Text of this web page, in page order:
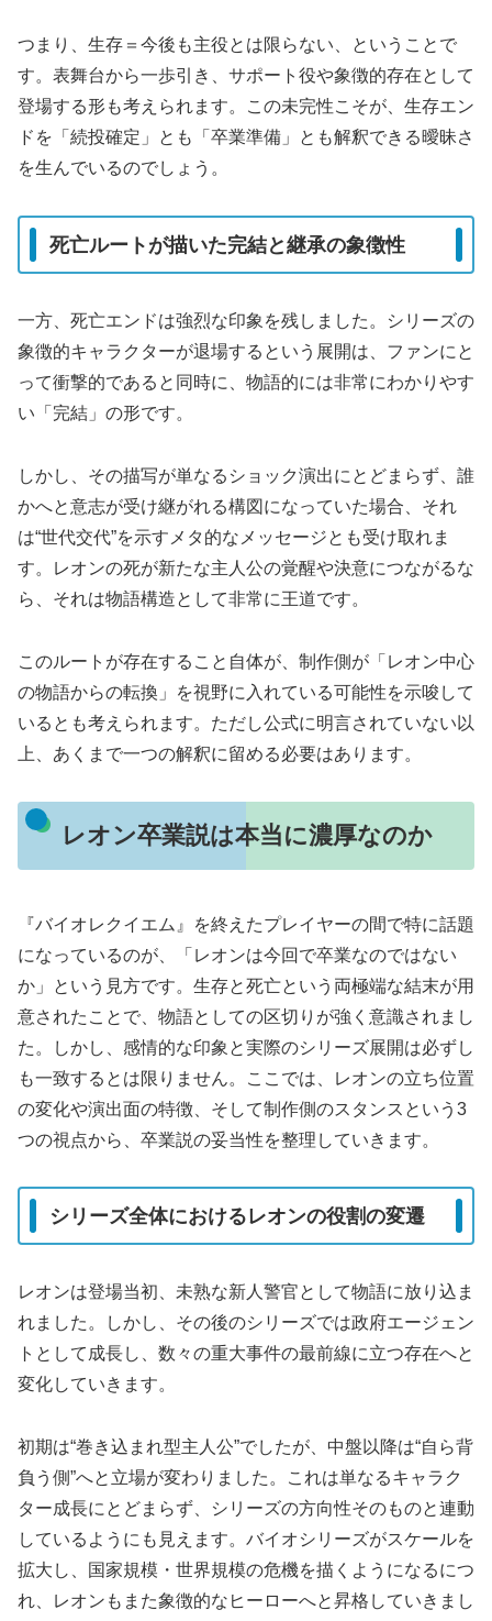
つまり、生存＝今後も主役とは限らない、ということで
す。表舞台から一歩引き、サポート役や象徴的存在として
登場する形も考えられます。この未完性こそが、生存エン
ドを「続投確定」とも「卒業準備」とも解釈できる曖昧さ
を生んでいるのでしょう。
死亡ルートが描いた完結と継承の象徴性
一方、死亡エンドは強烈な印象を残しました。シリーズの
象徴的キャラクターが退場するという展開は、ファンにと
って衝撃的であると同時に、物語的には非常にわかりやす
い「完結」の形です。
しかし、その描写が単なるショック演出にとどまらず、誰
かへと意志が受け継がれる構図になっていた場合、それ
は“世代交代”を示すメタ的なメッセージとも受け取れま
す。レオンの死が新たな主人公の覚醒や決意につながるな
ら、それは物語構造として非常に王道です。
このルートが存在すること自体が、制作側が「レオン中心
の物語からの転換」を視野に入れている可能性を示唆して
いるとも考えられます。ただし公式に明言されていない以
上、あくまで一つの解釈に留める必要はあります。
レオン卒業説は本当に濃厚なのか
『バイオレクイエム』を終えたプレイヤーの間で特に話題
になっているのが、「レオンは今回で卒業なのではない
か」という見方です。生存と死亡という両極端な結末が用
意されたことで、物語としての区切りが強く意識されまし
た。しかし、感情的な印象と実際のシリーズ展開は必ずし
も一致するとは限りません。ここでは、レオンの立ち位置
の変化や演出面の特徴、そして制作側のスタンスという3
つの視点から、卒業説の妥当性を整理していきます。
シリーズ全体におけるレオンの役割の変遷
レオンは登場当初、未熟な新人警官として物語に放り込ま
れました。しかし、その後のシリーズでは政府エージェン
トとして成長し、数々の重大事件の最前線に立つ存在へと
変化していきます。
初期は“巻き込まれ型主人公”でしたが、中盤以降は“自ら背
負う側”へと立場が変わりました。これは単なるキャラク
ター成長にとどまらず、シリーズの方向性そのものと連動
しているようにも見えます。バイオシリーズがスケールを
拡大し、国家規模・世界規模の危機を描くようになるにつ
れ、レオンもまた象徴的なヒーローへと昇格していきまし